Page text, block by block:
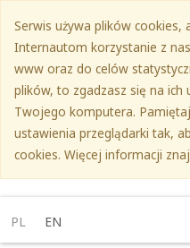
treści
głównej
Serwis używa plików cookies,
Internautom korzystanie z
www oraz do celów
plików, to zgadzasz się na ich
Twojego komputera.
ustawienia przeglądarki tak,
cookies. Więcej informacji
PL EN